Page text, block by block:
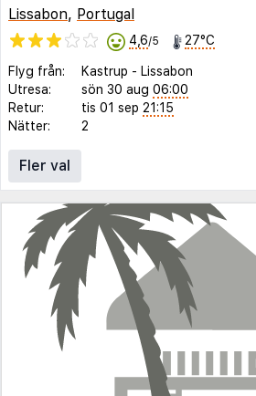
Lissabon, Portugal
4,6/5 27°C
Flyg från: Kastrup - Lissabon
Utresa:
sön 30 aug 06:00
Retur:
tis 01 sep 21:15
Nätter:
2
Fler val